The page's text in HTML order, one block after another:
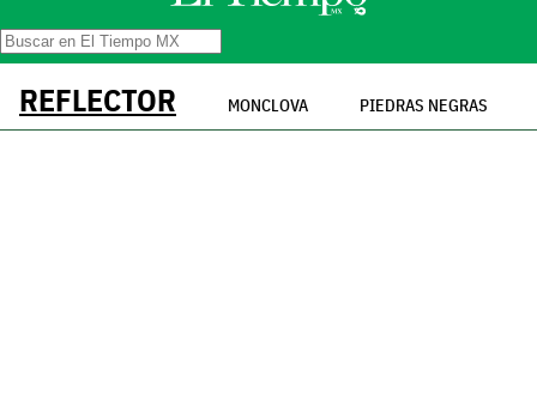
REFLECTOR MONCLOVA PIEDRAS NEGRAS